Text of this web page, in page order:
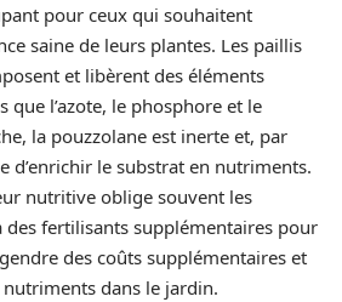
pour ceux qui souhaitent
saine de leurs plantes. Les paillis
et libèrent des éléments
que l’azote, le phosphore et le
la pouzzolane est inerte et, par
d’enrichir le substrat en nutriments.
nutritive oblige souvent les
fertilisants supplémentaires pour
des coûts supplémentaires et
dans le jardin.